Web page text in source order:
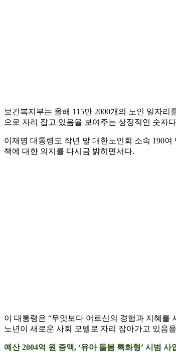
보건복지부는 올해 115만 2000개의 노인 일자
으로 자리 잡고 있음을 보여주는 상징적인 숫자
이재명 대통령도 작년 말 대한노인회 소속 190
책에 대한 의지를 다시금 밝히면서다.
이 대통령은 “무엇보다 어르신의 경험과 지혜를
노년이 새로운 사회 모델로 자리 잡아가고 있음
예산 2004억 원 증액, ‘유아 돌봄 특화형’ 시범 사